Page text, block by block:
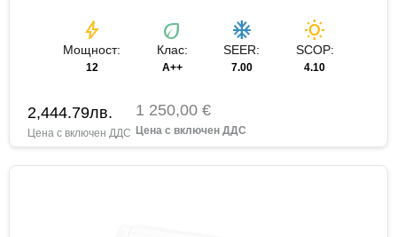
bolt
Мощност:
12
eco
Клас:
A++
ac_unit
SEER:
7.00
wb_sunny
SCOP:
4.10
2,444.79лв. 1 250,00 €